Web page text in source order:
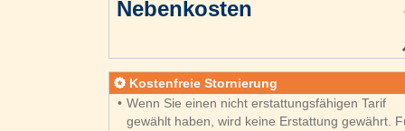
Nebenkosten
Kostenfreie Stornierung
Wenn Sie einen nicht erstattungsfähigen Tarif
gewählt haben, wird keine Erstattung gewährt.